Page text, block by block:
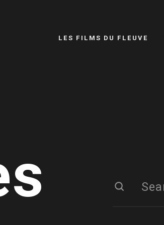
LES FILMS DU FLEUVE